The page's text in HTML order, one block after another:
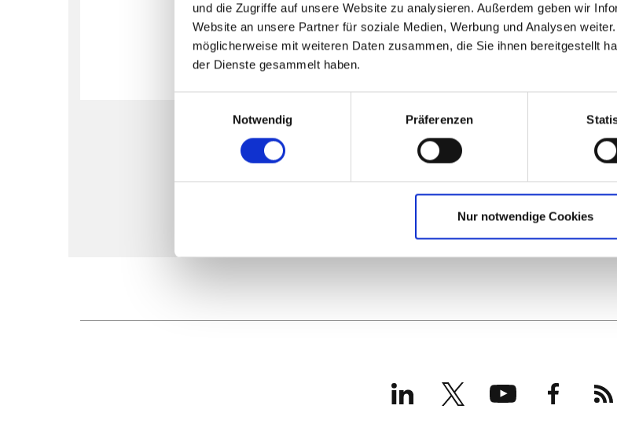
und die Zugriffe auf unsere Website zu analysieren. Außerdem geben wir
Website an unsere Partner für soziale Medien, Werbung und Analysen
möglicherweise mit weiteren Daten zusammen, die Sie ihnen bereitgestellt
der Dienste gesammelt haben.
Notwendig
Präferenzen
Nur notwendige Cookies
< BACK TO ALL ON-DEMAND EVENTS
LinkedInX
(formerly
Twitter)
YouTubeFacebook